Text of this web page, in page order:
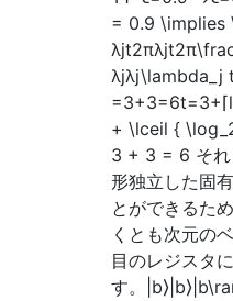
= 0.9 \implies
λjλj\lambda_j
+ \lceil {
3 + 3 = 6 それ
形独立した固
とができるた
くとも次元の
目のレジスタ
す。